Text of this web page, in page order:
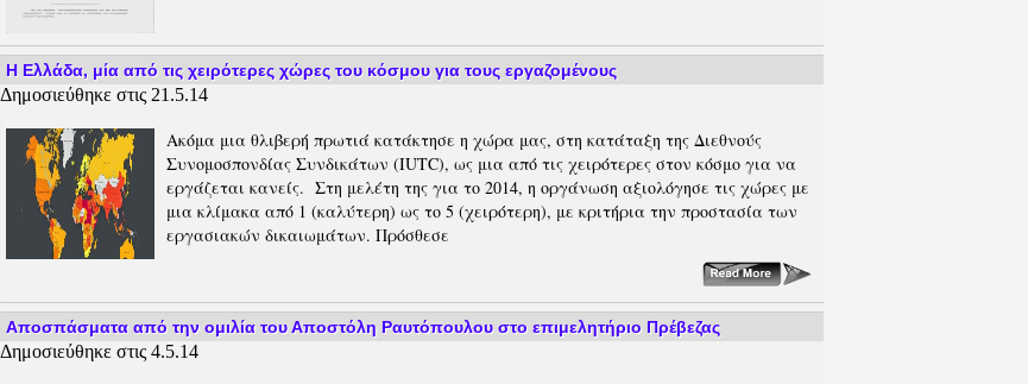
Η Ελλάδα, μία από τις χειρότερες χώρες του κόσμου για τους εργαζομένους
Δημοσιεύθηκε στις 21.5.14
Ακόμα μια θλιβερή πρωτιά κατάκτησε η χώρα μας, στη κατάταξη της Διεθνούς
Συνομοσπονδίας Συνδικάτων (IUTC), ως μια από τις χειρότερες στον κόσμο για να
εργάζεται κανείς. Στη μελέτη της για το 2014, η οργάνωση αξιολόγησε τις χώρες με
μια κλίμακα από 1 (καλύτερη) ως το 5 (χειρότερη), με κριτήρια την προστασία των
εργασιακών δικαιωμάτων. Πρόσθεσε
Αποσπάσματα από την ομιλία του Αποστόλη Ραυτόπουλου στο επιμελητήριο Πρέβεζας
Δημοσιεύθηκε στις 4.5.14